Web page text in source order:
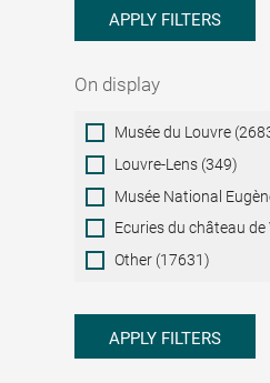
APPLY FILTERS
On display
On
display
Musée du Louvre
Louvre-Lens (349)
Musée National
Ecuries du château
Other (17631)
APPLY FILTERS